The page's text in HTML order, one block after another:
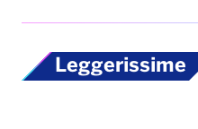
Leggerissime